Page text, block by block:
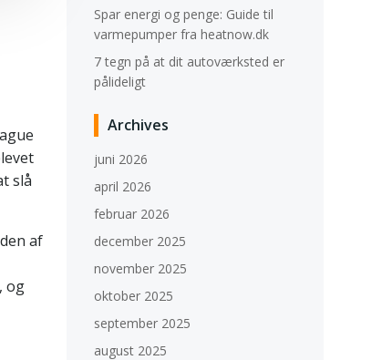
slå
af
og
Spar energi og penge: Guide til
varmepumper fra heatnow.dk
7 tegn på at dit autoværksted er
pålideligt
Archives
juni 2026
april 2026
februar 2026
december 2025
november 2025
oktober 2025
september 2025
august 2025